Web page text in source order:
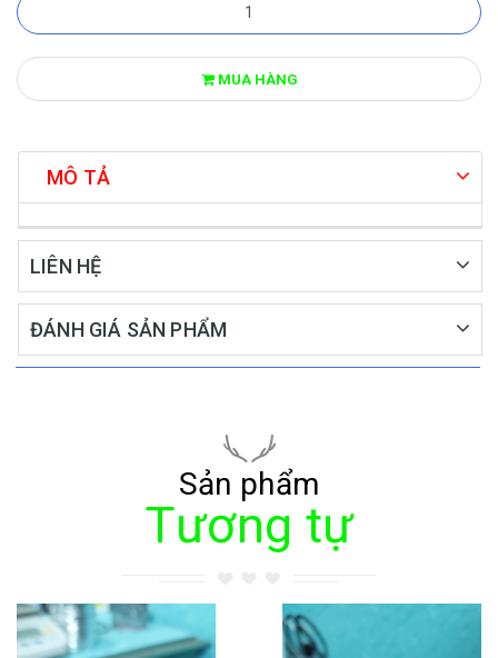
MUA HÀNG
MÔ TẢ
LIÊN HỆ
ĐÁNH GIÁ SẢN PHẨM
Sản phẩm
Tương tự